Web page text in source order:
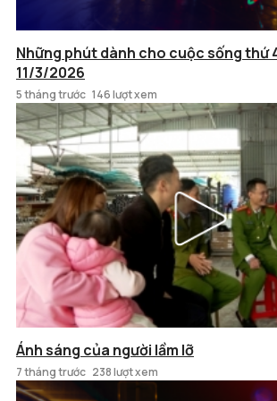
Những phút dành cho cuộc sống thứ
11/3/2026
5 tháng trước 146 lượt xem
Ánh sáng của người lầm lỡ
7 tháng trước 238 lượt xem